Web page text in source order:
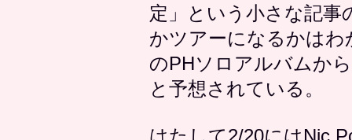
定」という小さな記事
かツアーになるかは
のPHソロアルバムか
と予想されている。